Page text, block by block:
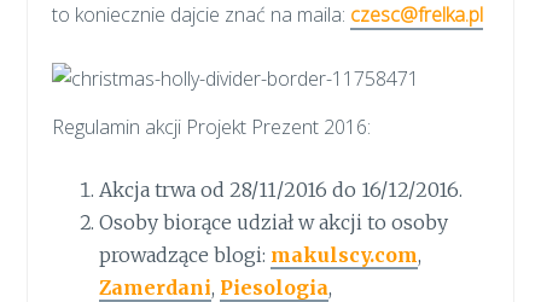
to koniecznie dajcie znać na maila: czesc@frelka.pl
Regulamin akcji Projekt Prezent 2016:
Akcja trwa od 28/11/2016 do 16/12/2016.
Osoby biorące udział w akcji to osoby
prowadzące blogi: makulscy.com,
Zamerdani, Piesologia,